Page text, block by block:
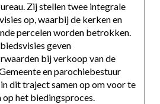
Zij stellen twee integrale
op, waarbij de kerken en
percelen worden betrokken.
geven
bij verkoop van de
en parochiebestuur
dit traject samen op om voor te
op het biedingsproces.